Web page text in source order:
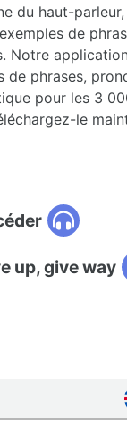
du haut-
de
Notre
de phrases,
pour les 3
le
up, give way